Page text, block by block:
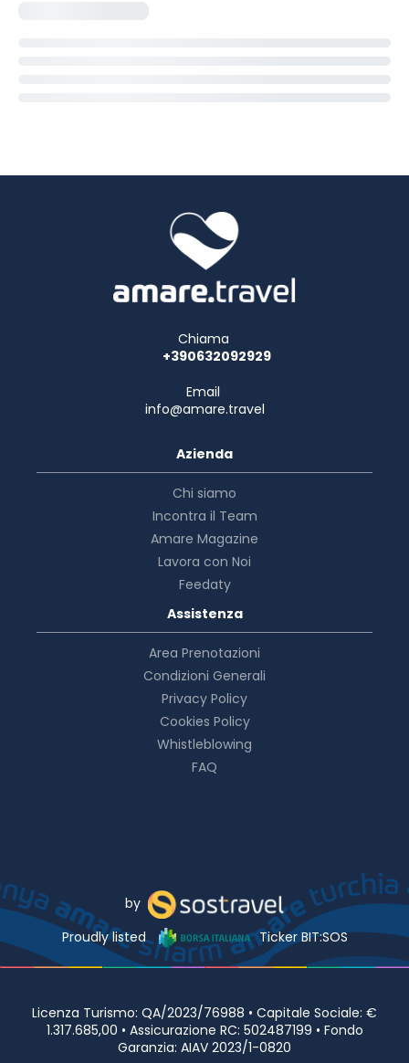
Chiama
+390632092929
Email
info@amare.travel
Azienda
Chi siamo
Incontra il Team
Amare Magazine
Lavora con Noi
Feedaty
Assistenza
Area Prenotazioni
Condizioni Generali
Privacy Policy
Cookies Policy
Whistleblowing
FAQ
by
Proudly listed
Ticker BIT:SOS
Licenza Turismo: QA/2023/76988 • Capitale Sociale: €
1.317.685,00 • Assicurazione RC: 502487199 • Fondo
Garanzia: AIAV 2023/1-0820